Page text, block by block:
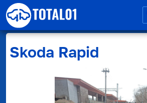
Skoda Rapid